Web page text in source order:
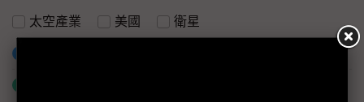
太空產業 美國 衛星